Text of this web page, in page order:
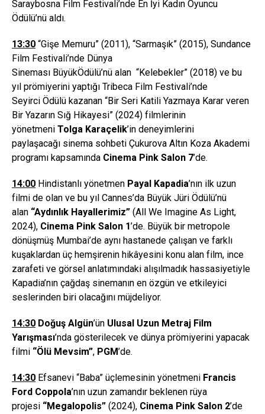
Saraybosna Film Festivali’nde En İyi Kadın Oyuncu
Ödülü’nü aldı.
13:30 “Gişe Memuru” (2011), “Sarmaşık” (2015), Sundance
Film Festivali’nde Dünya
Sineması BüyükÖdülü’nü alan “Kelebekler” (2018) ve bu
yıl prömiyerini yaptığı Tribeca Film Festivali’nde
Seyirci Ödülü kazanan “Bir Seri Katili Yazmaya Karar veren
Bir Yazarın Sığ Hikayesi” (2024) filmlerinin
yönetmeni Tolga Karaçelik’in deneyimlerini
paylaşacağı sinema sohbeti Çukurova Altın Koza Akademi
programı kapsamında Cinema Pink Salon 7’de.
14:00 Hindistanlı yönetmen Payal Kapadia’nın ilk uzun
filmi de olan ve bu yıl Cannes’da Büyük Jüri Ödülü’nü
alan “Aydınlık Hayallerimiz” (All We Imagine As Light,
2024), Cinema Pink Salon 1’de. Büyük bir metropole
dönüşmüş Mumbai’de aynı hastanede çalışan ve farklı
kuşaklardan üç hemşirenin hikâyesini konu alan film, ince
zarafeti ve görsel anlatımındaki alışılmadık hassasiyetiyle
Kapadia’nın çağdaş sinemanın en özgün ve etkileyici
seslerinden biri olacağını müjdeliyor.
14:30 Doğuş Algün’ün Ulusal Uzun Metraj Film
Yarışması’nda gösterilecek ve dünya prömiyerini yapacak
filmi “Ölü Mevsim”, PGM’de.
14:30 Efsanevi “Baba” üçlemesinin yönetmeni Francis
Ford Coppola’nın uzun zamandır beklenen rüya
projesi “Megalopolis” (2024), Cinema Pink Salon 2’de